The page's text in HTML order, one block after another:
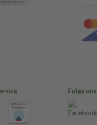
Folge uns